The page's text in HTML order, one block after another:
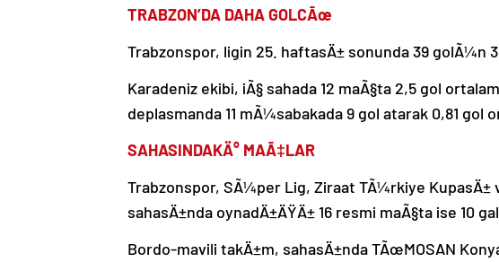
TRABZON’DA DAHA GOLCÃœ
Trabzonspor, ligin 25. haftasÄ± sonunda 39 golÃ¼n
Karadeniz ekibi, iÃ§ sahada 12 maÃ§ta 2,5 gol
deplasmanda 11 mÃ¼sabakada 9 gol atarak 0,81 gol
SAHASINDAKÄ° MAÃ‡LAR
Trabzonspor, SÃ¼per Lig, Ziraat TÃ¼rkiye KupasÄ±
sahasÄ±nda oynadÄ±ÄŸÄ± 16 resmi maÃ§ta ise 10
Bordo-mavili takÄ±m, sahasÄ±nda TÃœMOSAN